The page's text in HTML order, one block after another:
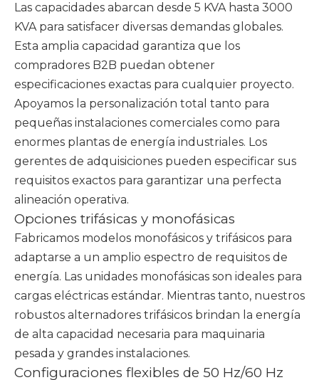
Las capacidades abarcan desde 5 KVA hasta 3000
KVA para satisfacer diversas demandas globales.
Esta amplia capacidad garantiza que los
compradores B2B puedan obtener
especificaciones exactas para cualquier proyecto.
Apoyamos la personalización total tanto para
pequeñas instalaciones comerciales como para
enormes plantas de energía industriales. Los
gerentes de adquisiciones pueden especificar sus
requisitos exactos para garantizar una perfecta
alineación operativa.
Opciones trifásicas y monofásicas
Fabricamos modelos monofásicos y trifásicos para
adaptarse a un amplio espectro de requisitos de
energía. Las unidades monofásicas son ideales para
cargas eléctricas estándar. Mientras tanto, nuestros
robustos alternadores trifásicos brindan la energía
de alta capacidad necesaria para maquinaria
pesada y grandes instalaciones.
Configuraciones flexibles de 50 Hz/60 Hz